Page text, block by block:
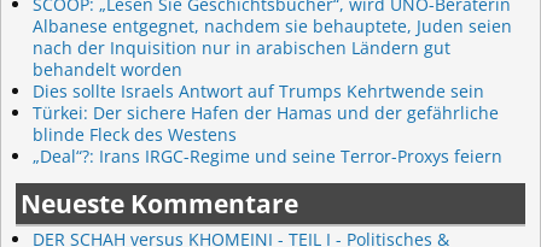
Albanese entgegnet, nachdem sie behauptete, Juden seien
nach der Inquisition nur in arabischen Ländern gut
behandelt worden
Dies sollte Israels Antwort auf Trumps Kehrtwende sein
Türkei: Der sichere Hafen der Hamas und der gefährliche
blinde Fleck des Westens
„Deal“?: Irans IRGC-Regime und seine Terror-Proxys feiern
Neueste Kommentare
DER SCHAH versus KHOMEINI - TEIL I - Politisches &